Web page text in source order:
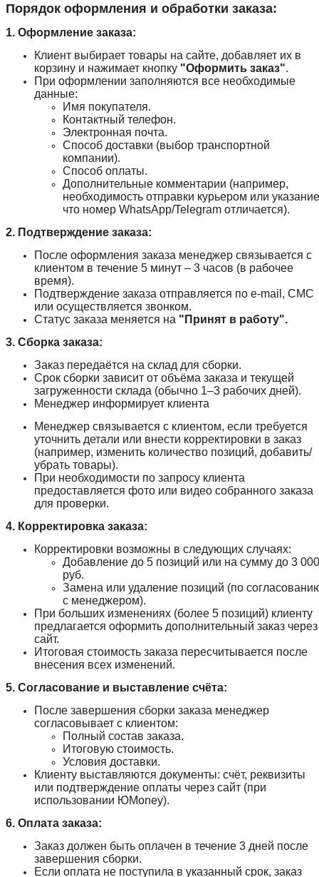
Порядок оформления и обработки заказа:
1. Оформление заказа:
Клиент выбирает товары на сайте, добавляет их в
корзину и нажимает кнопку "Оформить заказ".
При оформлении заполняются все необходимые
данные:
Имя покупателя.
Контактный телефон.
Электронная почта.
Способ доставки (выбор транспортной
компании).
Способ оплаты.
Дополнительные комментарии (например,
необходимость отправки курьером или
что номер WhatsApp/Telegram отличается).
2. Подтверждение заказа:
После оформления заказа менеджер связывается с
клиентом в течение 5 минут – 3 часов (в рабочее
время).
Подтверждение заказа отправляется по e-mail, СМС
или осуществляется звонком.
Статус заказа меняется на "Принят в работу".
3. Сборка заказа:
Заказ передаётся на склад для сборки.
Срок сборки зависит от объёма заказа и текущей
загруженности склада (обычно 1–3 рабочих дней).
Менеджер информирует клиента
Менеджер связывается с клиентом, если требуется
уточнить детали или внести корректировки в заказ
(например, изменить количество позиций, добавить/
убрать товары).
При необходимости по запросу клиента
предоставляется фото или видео собранного заказа
для проверки.
4. Корректировка заказа:
Корректировки возможны в следующих случаях:
Добавление до 5 позиций или на сумму до 3 000
руб.
Замена или удаление позиций (по
с менеджером).
При больших изменениях (более 5 позиций) клиенту
предлагается оформить дополнительный заказ через
сайт.
Итоговая стоимость заказа пересчитывается после
внесения всех изменений.
5. Согласование и выставление счёта:
После завершения сборки заказа менеджер
согласовывает с клиентом:
Полный состав заказа.
Итоговую стоимость.
Условия доставки.
Клиенту выставляются документы: счёт, реквизиты
или подтверждение оплаты через сайт (при
использовании ЮMoney).
6. Оплата заказа:
Заказ должен быть оплачен в течение 3 дней после
завершения сборки.
Если оплата не поступила в указанный срок, заказ